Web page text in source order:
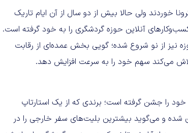
خوردند ولی حالا بیش از دو سال از آن ایام تاریک
آنلاین حوزه گردشگری را به خود گرفته است.
نیز از نو شروع شده؛ گویی بخش عمده‌ای از رقابت
می‌کند سهم خود را به سرعت افزایش دهد.
۶ سالگی خود را جشن گرفته است؛ برندی که از یک استارتاپ
و می‌گوید بیشترین بلیت‌های سفر خارجی را در